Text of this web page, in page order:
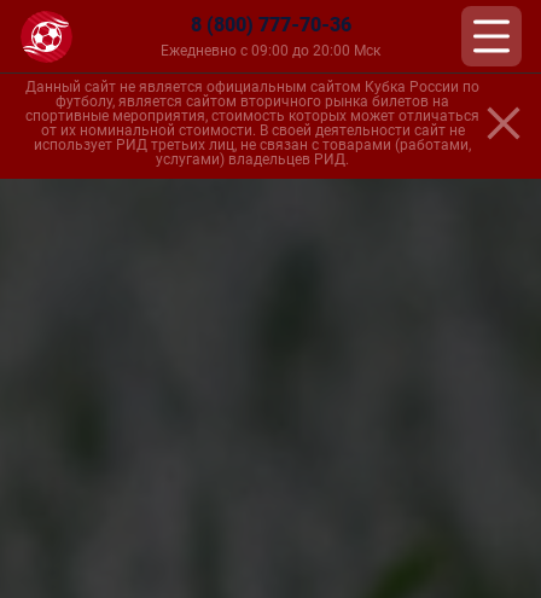
8 (800) 777-70-36
Ежедневно с 09:00 до 20:00 Мск
Данный сайт не является официальным сайтом Кубка России по
футболу, является сайтом вторичного рынка билетов на
спортивные мероприятия, стоимость которых может отличаться
от их номинальной стоимости. В своей деятельности сайт не
использует РИД третьих лиц, не связан с товарами (работами,
услугами) владельцев РИД.